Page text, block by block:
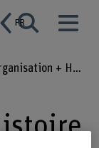
FR
Organisation + Histoire